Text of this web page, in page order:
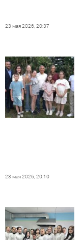
23 мая 2026, 20:37
23 мая 2026, 20:10